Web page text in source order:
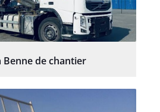
Benne de chantier